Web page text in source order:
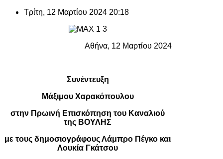
Τρίτη, 12 Μαρτίου 2024 20:18
Αθήνα, 12 Μαρτίου 2024
Συνέντευξη
Μάξιμου Χαρακόπουλου
στην Πρωινή Επισκόπηση του Καναλιού
της ΒΟΥΛΗΣ
με τους δημοσιογράφους Λάμπρο Πέγκο και
Λουκία Γκάτσου